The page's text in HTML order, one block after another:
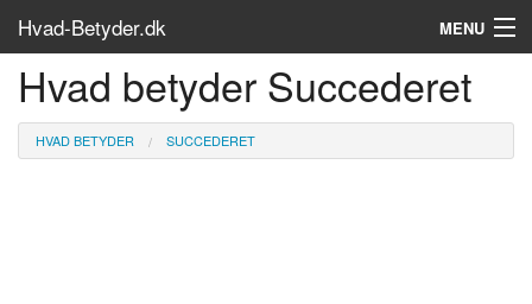
Hvad-Betyder.dk MENU
Om siden
Søg...
Hvad betyder Succederet
HVAD BETYDER SUCCEDERET